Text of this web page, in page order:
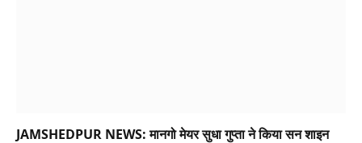
JAMSHEDPUR NEWS: मानगो मेयर सुधा गुप्ता ने किया सन शाइन